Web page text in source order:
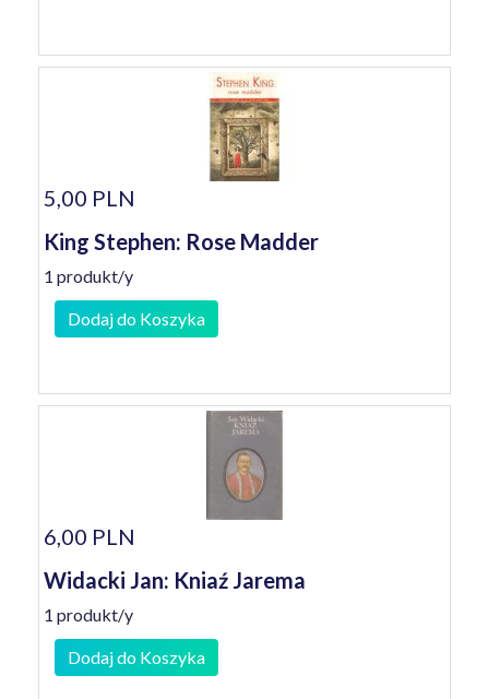
5,00 PLN
King Stephen: Rose Madder
1 produkt/y
Dodaj do Koszyka
6,00 PLN
Widacki Jan: Kniaź Jarema
1 produkt/y
Dodaj do Koszyka